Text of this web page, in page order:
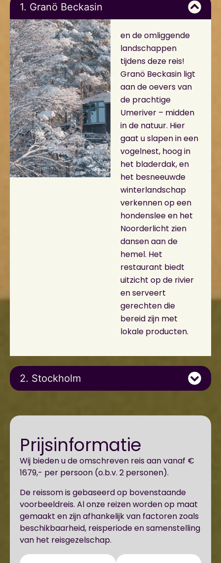
1. Granö Beckasin
en de omliggende
landschappen
tijdens deze reis!
Granö Beckasin ligt
aan de oevers van
de prachtige
Umeriver – midden
in de natuur. Hier
gaat u slapen in een
vogelnest, hoog in
het bladerdak, en
het besneeuwde
winterlandschap
verkennen op een
hondenslee en het
Noorderlicht zien
dansen aan de
hemel. Het
restaurant biedt
uitzicht op de rivier
en serveert
gerechten die
bereid zijn met
lokale producten.
2. Stockholm
Prijsinformatie
Wij bieden u de omschreven reis aan vanaf €
1679,- per persoon (o.b.v. 2 personen).
De reissom is gebaseerd op bovenstaande
voorbeeldreis. Al onze reizen worden op maat
gemaakt en zijn afhankelijk van factoren zoals
beschikbaarheid, reisperiode en samenstelling
van het reisgezelschap.